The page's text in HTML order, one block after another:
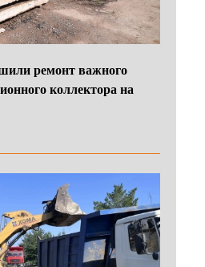
ремонт важного
коллектора на